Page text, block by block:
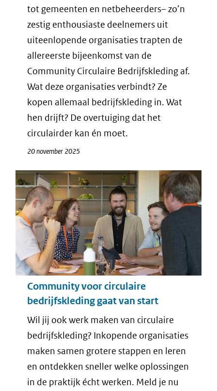
tot gemeenten en netbeheerders– zo’n
zestig enthousiaste deelnemers uit
uiteenlopende organisaties trapten de
allereerste bijeenkomst van de
Community Circulaire Bedrijfskleding af.
Wat deze organisaties verbindt? Ze
kopen allemaal bedrijfskleding in. Wat
hen drijft? De overtuiging dat het
circulairder kan én moet.
20 november 2025
Community voor circulaire
bedrijfskleding gaat van start
Wil jij ook werk maken van circulaire
bedrijfskleding? Inkopende organisaties
maken samen grotere stappen en leren
en ontdekken sneller welke oplossingen
in de praktijk écht werken. Meld je nu